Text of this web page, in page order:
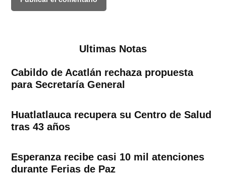
Ultimas Notas
Cabildo de Acatlán rechaza propuesta
para Secretaría General
Huatlatlauca recupera su Centro de Salud
tras 43 años
Esperanza recibe casi 10 mil atenciones
durante Ferias de Paz